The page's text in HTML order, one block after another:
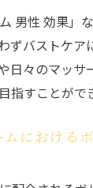
男性 効果」
ずバストケア
日々のマッサ
指すことがで
における